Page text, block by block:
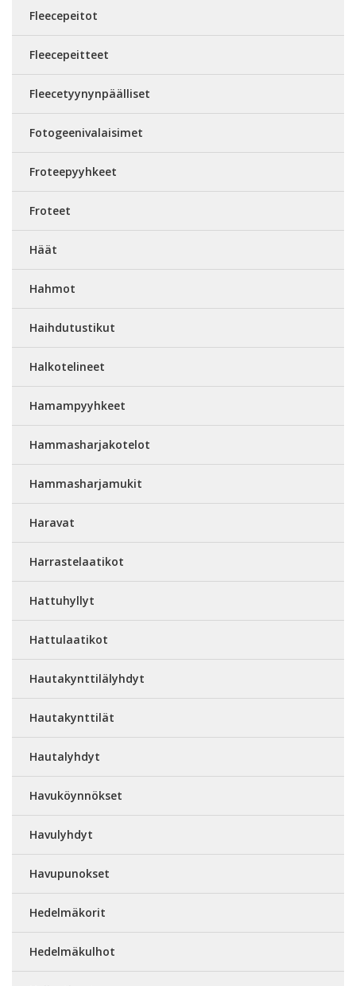
Fleecepeitot
Fleecepeitteet
Fleecetyynynpäälliset
Fotogeenivalaisimet
Froteepyyhkeet
Froteet
Häät
Hahmot
Haihdutustikut
Halkotelineet
Hamampyyhkeet
Hammasharjakotelot
Hammasharjamukit
Haravat
Harrastelaatikot
Hattuhyllyt
Hattulaatikot
Hautakynttilälyhdyt
Hautakynttilät
Hautalyhdyt
Havuköynnökset
Havulyhdyt
Havupunokset
Hedelmäkorit
Hedelmäkulhot